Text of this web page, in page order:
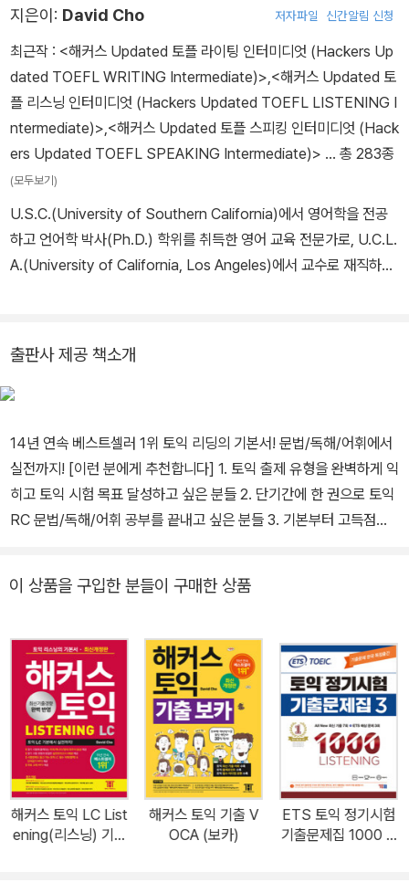
지은이: David Cho 저자파일 신간알림 신청
최근작 : <해커스 Updated 토플 라이팅 인터미디엇 (Hackers Up
dated TOEFL WRITING Intermediate)>,<해커스 Updated 토
플 리스닝 인터미디엇 (Hackers Updated TOEFL LISTENING I
ntermediate)>,<해커스 Updated 토플 스피킹 인터미디엇 (Hack
ers Updated TOEFL SPEAKING Intermediate)> … 총 283종
(모두보기)
U.S.C.(University of Southern California)에서 영어학을 전공
하고 언어학 박사(Ph.D.) 학위를 취득한 영어 교육 전문가로, U.C.L.
A.(University of California, Los Angeles)에서 교수로 재직하며
출판사 제공 책소개
14년 연속 베스트셀러 1위 토익 리딩의 기본서! 문법/독해/어휘에서
실전까지! [이런 분에게 추천합니다] 1. 토익 출제 유형을 완벽하게 익
히고 토익 시험 목표 달성하고 싶은 분들 2. 단기간에 한 권으로 토익
RC 문법/독해/어휘 공부를 끝내고 싶은 분들 3. 기본부터 고득점까
포인트를 정리한 '토익 Grammar'와 '토익 핵심 Vocabulary' 학습
보는 '핵심 대비 전략'을 통해 지문 전체 문맥을 빠르게 파악하여 문제
를 맞추는 연습이 가능함 3) Part 7 문제의 정답을 정확히 골라낼 수
있는 '핵심 대비 전략'을 통해 제한시간 내에 빠른 독해와 문맥 파악이
가능함 2. '토익 READING 최신 출제 경향 한눈에 보기' 제공 최신
토익 시험의 문제 유형과 경향을 철저하게 분석하여 최신 경향을 제
시하고, 경향에 맞춘 파트별 공략법을 상세히 정리하여 중점적으로
학습해야 할 내용을 완벽하게 정리할 수 있음 3. 한 권으로 기본부터
실전까지 토익 RC 완벽 대비 1) [Part 5, 6 Grammar] 시험에 나올
이 상품을 구입한 분들이 구매한 상품
해커스 토익 LC List
ening(리스닝) 기본
해커스 토익 기출 V
OCA (보카)
ETS 토익 정기시험
기출문제집 1000 V